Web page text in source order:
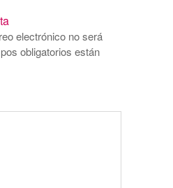
electrónico no será
obligatorios están